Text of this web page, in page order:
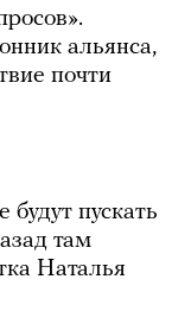
альянса,
почти
пускать
там
Наталья